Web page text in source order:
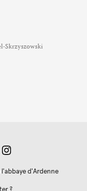
Skrzyszowski
l'abbaye d'Ardenne
?